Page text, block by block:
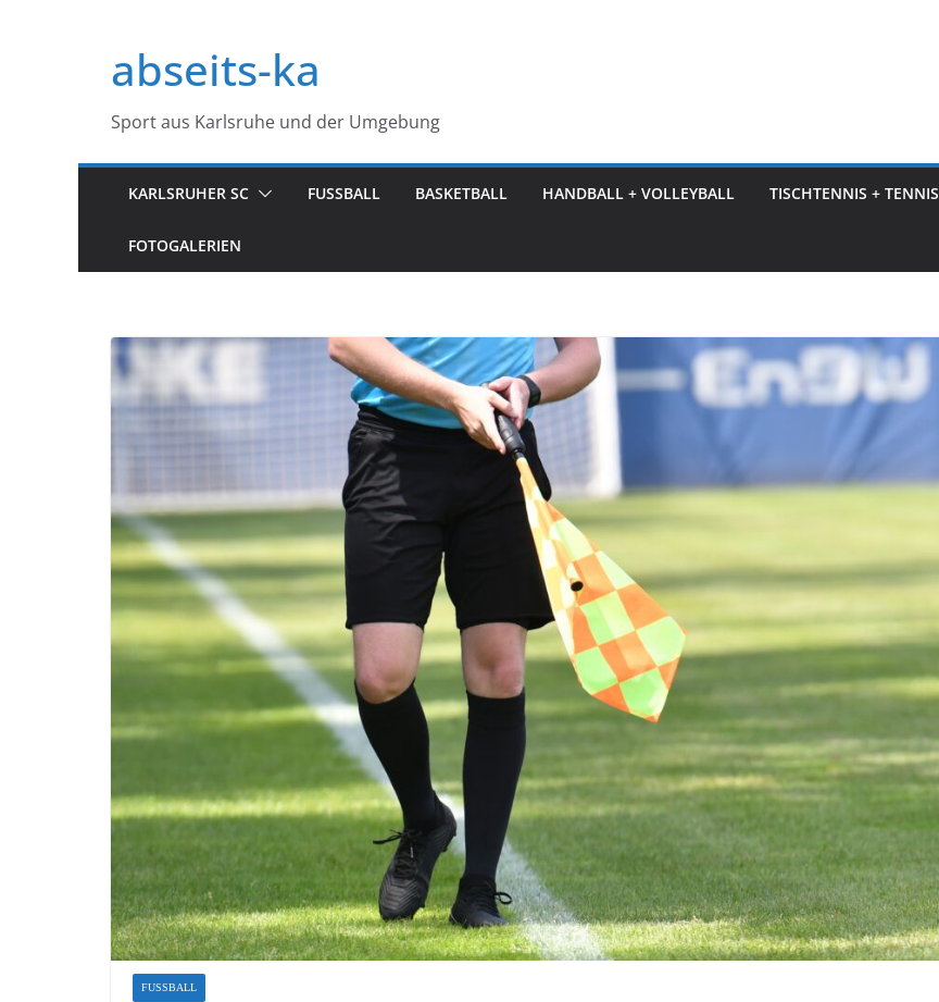
springenabseits-ka
Sport aus Karlsruhe und der Umgebung
KARLSRUHER SC FUSSBALL BASKETBALL HANDBALL + VOLLEYBALL TISCHTENNIS + TENNIS
FOTOGALERIEN
FUSSBALL